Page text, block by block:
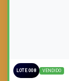
LOTE 008 VENDIDO